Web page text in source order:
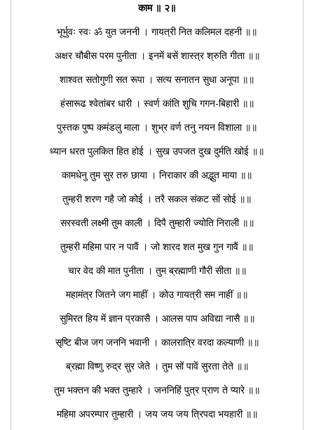
काम ॥ २॥
भूर्भुवः स्वः ॐ युत जननी । गायत्री नित कलिमल दहनी ॥॥
अक्षर चौबीस परम पुनीता । इनमें बसें शास्त्र श्रुति गीता ॥॥
शाश्वत सतोगुणी सत रूपा । सत्य सनातन सुधा अनूपा ॥॥
हंसारूढ श्वेतांबर धारी । स्वर्ण कांति शुचि गगन-बिहारी ॥॥
पुस्तक पुष्प कमंडलु माला । शुभ्र वर्ण तनु नयन विशाला ॥॥
ध्यान धरत पुलकित हित होई । सुख उपजत दुख दुर्मति खोई ॥॥
कामधेनु तुम सुर तरु छाया । निराकार की अद्भुत माया ॥॥
तुम्हरी शरण गहै जो कोई । तरै सकल संकट सों सोई ॥॥
सरस्वती लक्ष्मी तुम काली । दिपै तुम्हारी ज्योति निराली ॥॥
तुम्हरी महिमा पार न पावैं । जो शारद शत मुख गुन गावैं ॥॥
चार वेद की मात पुनीता । तुम ब्रह्माणी गौरी सीता ॥॥
महामंत्र जितने जग माहीं । कोउ गायत्री सम नाहीं ॥॥
सुमिरत हिय में ज्ञान प्रकासै । आलस पाप अविद्या नासै ॥॥
सृष्टि बीज जग जननि भवानी । कालरात्रि वरदा कल्याणी ॥॥
ब्रह्मा विष्णु रुद्र सुर जेते । तुम सों पावें सुरता तेते ॥॥
तुम भक्तन की भक्त तुम्हारे । जननिहिं पुत्र प्राण ते प्यारे ॥॥
महिमा अपरम्पार तुम्हारी । जय जय जय त्रिपदा भयहारी ॥॥